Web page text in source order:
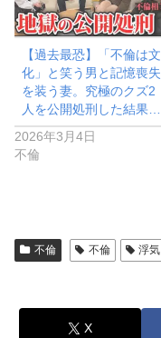
【過去最恐】「不倫は文
化」と笑う男と記憶喪失
を装う妻。究極のクズ2
人を公開処刑した結果…
2026年3月4日
不倫
不倫 不倫 浮気
X